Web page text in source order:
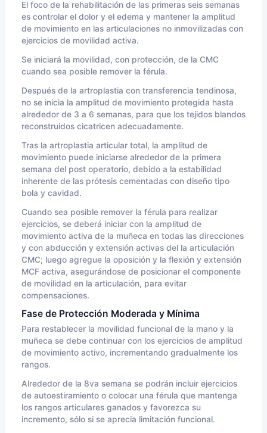
El foco de la rehabilitación de las primeras seis semanas
es controlar el dolor y el edema y mantener la amplitud
de movimiento en las articulaciones no inmovilizadas con
ejercicios de movilidad activa.
Se iniciará la movilidad, con protección, de la CMC
cuando sea posible remover la férula.
Después de la artroplastia con transferencia tendinosa,
no se inicia la amplitud de movimiento protegida hasta
alrededor de 3 a 6 semanas, para que los tejidos blandos
reconstruidos cicatricen adecuadamente.
Tras la artroplastia articular total, la amplitud de
movimiento puede iniciarse alrededor de la primera
semana del post operatorio, debido a la estabilidad
inherente de las prótesis cementadas con diseño tipo
bola y cavidad.
Cuando sea posible remover la férula para realizar
ejercicios, se deberá iniciar con la amplitud de
movimiento activa de la muñeca en todas las direcciones
y con abducción y extensión activas del la articulación
CMC; luego agregue la oposición y la flexión y extensión
MCF activa, asegurándose de posicionar el componente
de movilidad en la articulación, para evitar
compensaciones.
Fase de Protección Moderada y Mínima
Para restablecer la movilidad funcional de la mano y la
muñeca se debe continuar con los ejercicios de amplitud
de movimiento activo, incrementando gradualmente los
rangos.
Alrededor de la 8va semana se podrán incluir ejercicios
de autoestiramiento o colocar una férula que mantenga
los rangos articulares ganados y favorezca su
incremento, sólo si se aprecia limitación funcional.